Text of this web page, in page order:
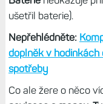
ušetřil baterie).
Nepřehlédněte:
doplněk v
spotřeby
Co ale žere o něco